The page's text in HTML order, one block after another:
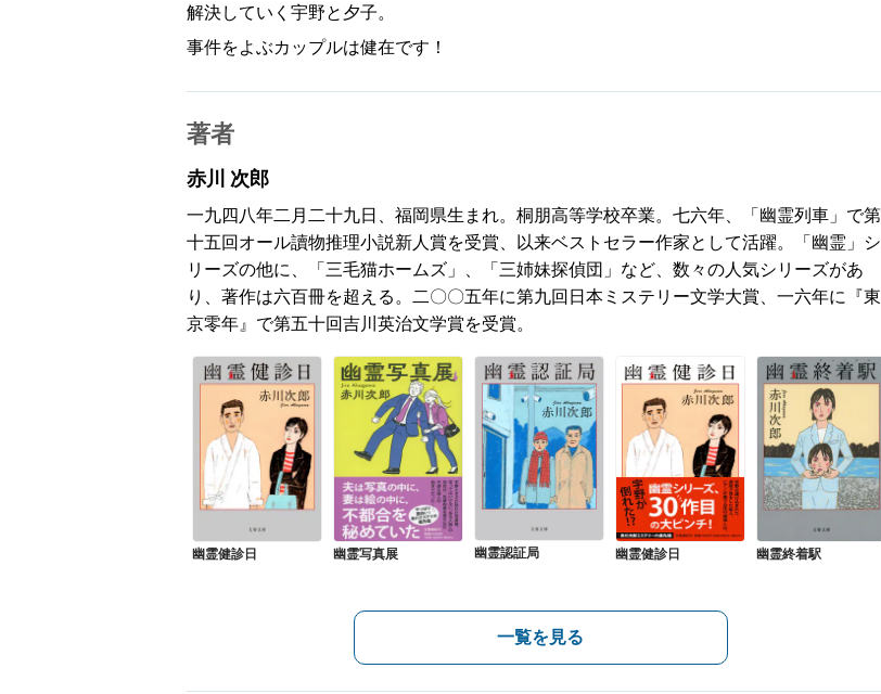
解決していく宇野と夕子。
事件をよぶカップルは健在です！
著者
赤川 次郎
一九四八年二月二十九日、福岡県生まれ。桐朋高等学校卒業。七六年、「幽霊列車」で第
十五回オール讀物推理小説新人賞を受賞、以来ベストセラー作家として活躍。「幽霊」シ
リーズの他に、「三毛猫ホームズ」、「三姉妹探偵団」など、数々の人気シリーズがあ
り、著作は六百冊を超える。二〇〇五年に第九回日本ミステリー文学大賞、一六年に『東
京零年』で第五十回吉川英治文学賞を受賞。
幽霊健診日 幽霊写真展 幽霊認証局 幽霊健診日 幽霊終着駅
一覧を見る